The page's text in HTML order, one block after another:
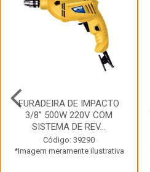
FURADEIRA DE IMPACTO
3/8” 500W 220V COM
SISTEMA DE REV...
Código: 39290
*Imagem meramente ilustrativa